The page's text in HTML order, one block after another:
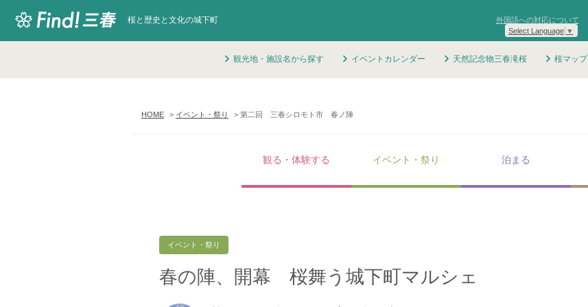
桜と歴史と文化の城下町
外国語への対応について
Select Language ▼
観光地・施設名から探す イベントカレンダー 天然記念物三春滝桜 桜マップ
HOME イベント・祭り 第二回 三春シロモト市 春ノ陣
観る・体験する イベント・祭り 泊まる
イベント・祭り
春の陣、開幕 桜舞う城下町マルシェ